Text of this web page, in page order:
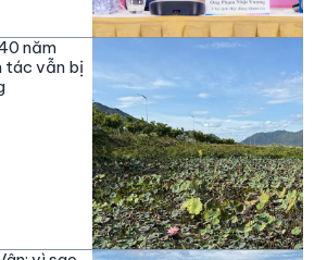
năm
tác vẫn bị